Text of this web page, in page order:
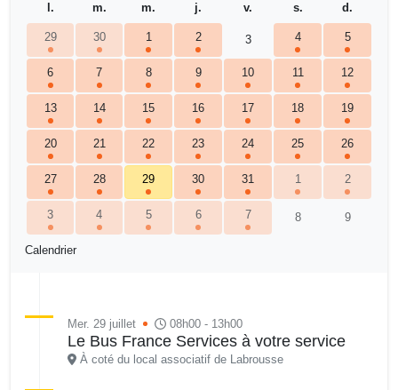
Calendrier
l.
m. m. j. v. s. d.
29 30 1 2 3 4 5
6 7 8 9 10 11 12
13 14 15 16 17 18 19
20 21 22 23 24 25 26
27 28 29 30 31 1 2
3 4 5 6 7 8 9
Mer. 29 juillet 08h00 - 13h00
Le Bus France Services à votre service
À coté du local associatif de Labrousse